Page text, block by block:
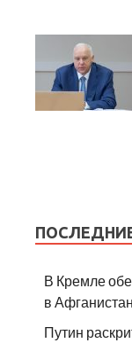
В Кремле
в
Путин